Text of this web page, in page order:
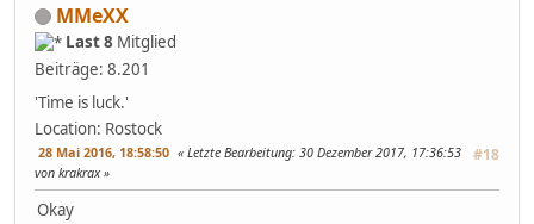
MMeXX
Last 8 Mitglied
Beiträge: 8.201
'Time is luck.'
Location: Rostock
28 Mai 2016, 18:58:50 #18
Letzte Bearbeitung: 30 Dezember 2017, 17:36:53
von krakrax
Okay